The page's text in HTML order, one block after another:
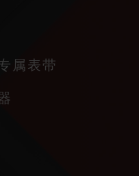
属表带